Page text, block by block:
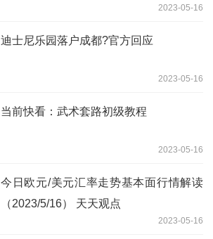
记忆，追寻三代新华人的传承故事2023-05-16
迪士尼乐园落户成都?官方回应
2023-05-16
当前快看：武术套路初级教程
2023-05-16
今日欧元/美元汇率走势基本面行情解读
（2023/5/16） 天天观点
2023-05-16